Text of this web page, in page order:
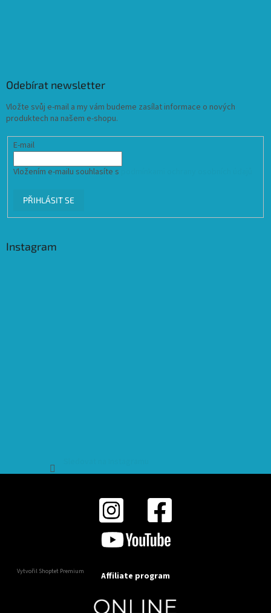
Odebírat newsletter
Vložte svůj e-mail a my vám budeme zasílat informace o nových
produktech na našem e-shopu.
E-mail
Vložením e-mailu souhlasíte s
PŘIHLÁSIT SE
Instagram
Vytvořil Shoptet Premium Affiliate program